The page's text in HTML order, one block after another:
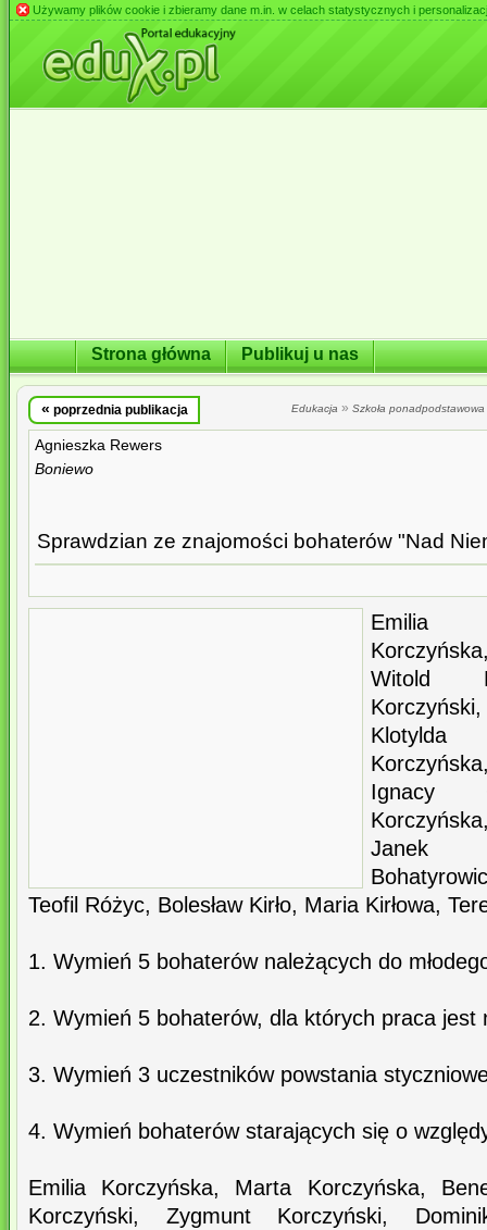
Używamy plików cookie i zbieramy dane m.in. w celach statystycznych i
Strona główna Publikuj u nas
« poprzednia publikacja Edukacja » Szkoła ponadpodstawowa
Agnieszka Rewers
Boniewo
Sprawdzian ze znajomości bohaterów "Nad
Emilia
Witold
Klotylda
Ignacy
Janek
Teofil Różyc, Bolesław Kirło, Maria Kirłowa,
1. Wymień 5 bohaterów należących do
2. Wymień 5 bohaterów, dla których praca jest
3. Wymień 3 uczestników powstania
4. Wymień bohaterów starających się o
Emilia Korczyńska, Marta Korczyńska,
Korczyński, Zygmunt Korczyński,